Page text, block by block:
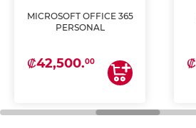
MICROSOFT OFFICE 365
PERSONAL
₡42,500.00